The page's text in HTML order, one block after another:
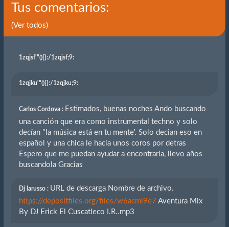
Tus comentarios:
(Ver todos)
1zqjsf'"(){}:/1zqjsf;9:
1zqjku'"(){}:/1zqjku;9:
Carlos Cordova : Estimados, buenas noches Ando buscando
una canción que era como instrumental techno y solo
decían "la música está en tu mente'. Solo decian eso en
español y una chica le hacia unos coros por detras
Espero que me puedan ayudar a encontrarla, llevo años
buscandola Gracias
Dj larusso : URL de descarga Nombre de archivo.
https://depositfiles.org/files/w6acmi9e7 Aventura Mix
By DJ Erick El Cuscatleco I.R..mp3